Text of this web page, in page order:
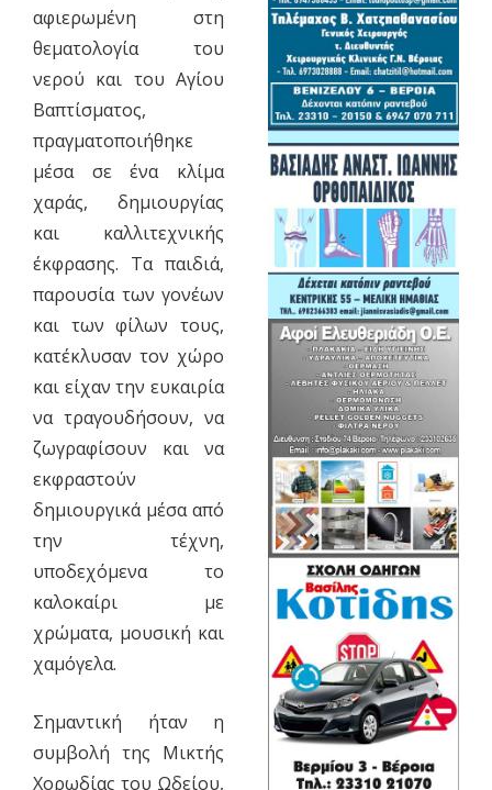
αφιερωμένη στη
θεματολογία του
νερού και του Αγίου
Βαπτίσματος,
πραγματοποιήθηκε
μέσα σε ένα κλίμα
χαράς, δημιουργίας
και καλλιτεχνικής
έκφρασης. Τα παιδιά,
παρουσία των γονέων
και των φίλων τους,
κατέκλυσαν τον χώρο
και είχαν την ευκαιρία
να τραγουδήσουν, να
ζωγραφίσουν και να
εκφραστούν
δημιουργικά μέσα από
την τέχνη,
υποδεχόμενα το
καλοκαίρι με
χρώματα, μουσική και
χαμόγελα.
Σημαντική ήταν η
συμβολή της Μικτής
Χορωδίας του Ωδείου,